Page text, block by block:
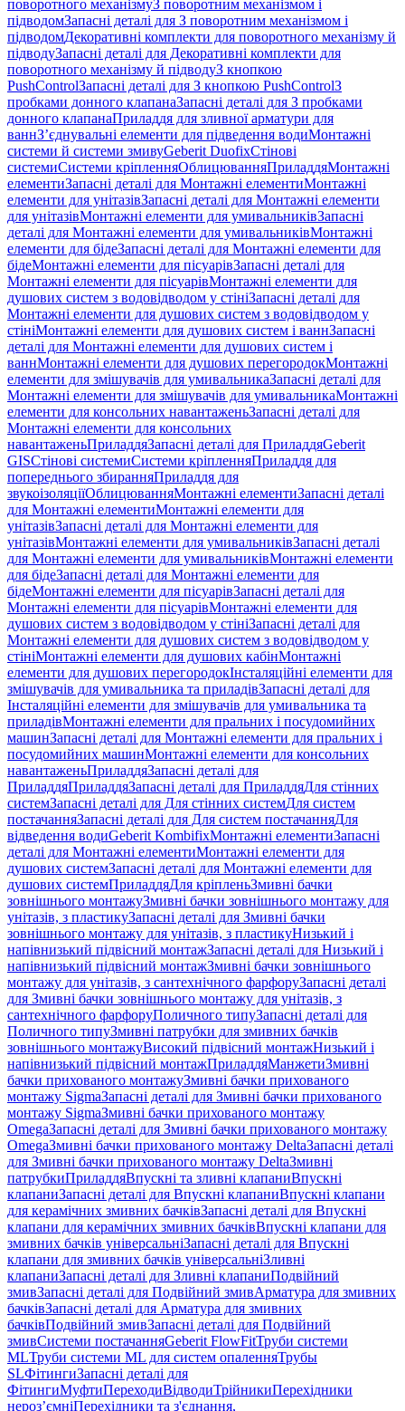
поворотного механізмуЗ поворотним механізмом і
підводомЗапасні деталі для З поворотним механізмом і
підводомДекоративні комплекти для поворотного механізму й
підводуЗапасні деталі для Декоративні комплекти для
поворотного механізму й підводуЗ кнопкою
PushControlЗапасні деталі для З кнопкою PushControlЗ
пробками донного клапанаЗапасні деталі для З пробками
донного клапанаПриладдя для зливної арматури для
ваннЗ’єднувальні елементи для підведення водиМонтажні
системи й системи змивуGeberit DuofixСтінові
системиСистеми кріпленняОблицюванняПриладдяМонтажні
елементиЗапасні деталі для Монтажні елементиМонтажні
елементи для унітазівЗапасні деталі для Монтажні елементи
для унітазівМонтажні елементи для умивальниківЗапасні
деталі для Монтажні елементи для умивальниківМонтажні
елементи для бідеЗапасні деталі для Монтажні елементи для
бідеМонтажні елементи для пісуарівЗапасні деталі для
Монтажні елементи для пісуарівМонтажні елементи для
душових систем з водовідводом у стініЗапасні деталі для
Монтажні елементи для душових систем з водовідводом у
стініМонтажні елементи для душових систем і ваннЗапасні
деталі для Монтажні елементи для душових систем і
ваннМонтажні елементи для душових перегородокМонтажні
елементи для змішувачів для умивальникаЗапасні деталі для
Монтажні елементи для змішувачів для умивальникаМонтажні
елементи для консольних навантаженьЗапасні деталі для
Монтажні елементи для консольних
навантаженьПриладдяЗапасні деталі для ПриладдяGeberit
GISСтінові системиСистеми кріпленняПриладдя для
попереднього збиранняПриладдя для
звукоізоляціїОблицюванняМонтажні елементиЗапасні деталі
для Монтажні елементиМонтажні елементи для
унітазівЗапасні деталі для Монтажні елементи для
унітазівМонтажні елементи для умивальниківЗапасні деталі
для Монтажні елементи для умивальниківМонтажні елементи
для бідеЗапасні деталі для Монтажні елементи для
бідеМонтажні елементи для пісуарівЗапасні деталі для
Монтажні елементи для пісуарівМонтажні елементи для
душових систем з водовідводом у стініЗапасні деталі для
Монтажні елементи для душових систем з водовідводом у
стініМонтажні елементи для душових кабінМонтажні
елементи для душових перегородокІнсталяційні елементи для
змішувачів для умивальника та приладівЗапасні деталі для
Інсталяційні елементи для змішувачів для умивальника та
приладівМонтажні елементи для пральних і посудомийних
машинЗапасні деталі для Монтажні елементи для пральних і
посудомийних машинМонтажні елементи для консольних
навантаженьПриладдяЗапасні деталі для
ПриладдяПриладдяЗапасні деталі для ПриладдяДля стінних
системЗапасні деталі для Для стінних системДля систем
постачанняЗапасні деталі для Для систем постачанняДля
відведення водиGeberit KombifixМонтажні елементиЗапасні
деталі для Монтажні елементиМонтажні елементи для
душових системЗапасні деталі для Монтажні елементи для
душових системПриладдяДля кріпленьЗмивні бачки
зовнішнього монтажуЗмивні бачки зовнішнього монтажу для
унітазів, з пластикуЗапасні деталі для Змивні бачки
зовнішнього монтажу для унітазів, з пластикуНизький і
напівнизький підвісний монтажЗапасні деталі для Низький і
напівнизький підвісний монтажЗмивні бачки зовнішнього
монтажу для унітазів, з сантехнічного фарфоруЗапасні деталі
для Змивні бачки зовнішнього монтажу для унітазів, з
сантехнічного фарфоруПоличного типуЗапасні деталі для
Поличного типуЗмивні патрубки для змивних бачків
зовнішнього монтажуВисокий підвісний монтажНизький і
напівнизький підвісний монтажПриладдяМанжетиЗмивні
бачки прихованого монтажуЗмивні бачки прихованого
монтажу SigmaЗапасні деталі для Змивні бачки прихованого
монтажу SigmaЗмивні бачки прихованого монтажу
OmegaЗапасні деталі для Змивні бачки прихованого монтажу
OmegaЗмивні бачки прихованого монтажу DeltaЗапасні деталі
для Змивні бачки прихованого монтажу DeltaЗмивні
патрубкиПриладдяВпускні та зливні клапаниВпускні
клапаниЗапасні деталі для Впускні клапаниВпускні клапани
для керамічних змивних бачківЗапасні деталі для Впускні
клапани для керамічних змивних бачківВпускні клапани для
змивних бачків універсальніЗапасні деталі для Впускні
клапани для змивних бачків універсальніЗливні
клапаниЗапасні деталі для Зливні клапаниПодвійний
змивЗапасні деталі для Подвійний змивАрматура для змивних
бачкiвЗапасні деталі для Арматура для змивних
бачкiвПодвійний змивЗапасні деталі для Подвійний
змивСистеми постачанняGeberit FlowFitТруби системи
MLТруби системи ML для систем опаленняТрубы
SLФітингиЗапасні деталі для
ФітингиМуфтиПереходиВідводиТрійникиПерехідники
нероз’ємніПерехідники та з'єднання,